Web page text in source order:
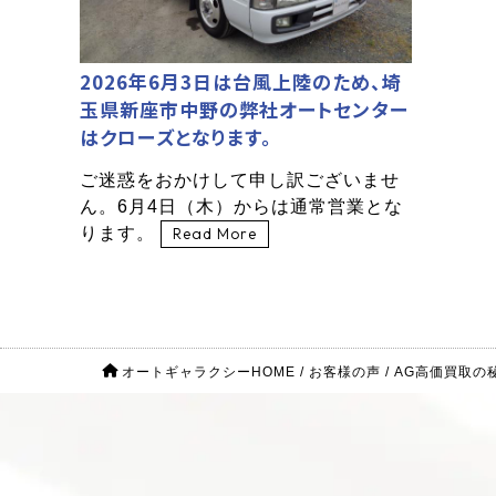
2026年6月3日は台風上陸のため、埼
玉県新座市中野の弊社オートセンター
はクローズとなります。
ご迷惑をおかけして申し訳ございませ
ん。6月4日（木）からは通常営業とな
ります。
Read More
オートギャラクシーHOME / お客様の声 / AG高価買取の